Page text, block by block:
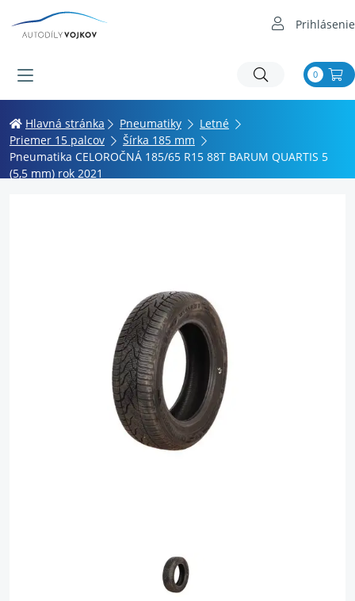
Prihlásenie
0
Hlavná stránka Pneumatiky
Letné
Priemer 15 palcov
Šírka 185 mm
Pneumatika CELOROČNÁ 185/65 R15 88T BARUM QUARTIS 5
(5,5 mm) rok 2021